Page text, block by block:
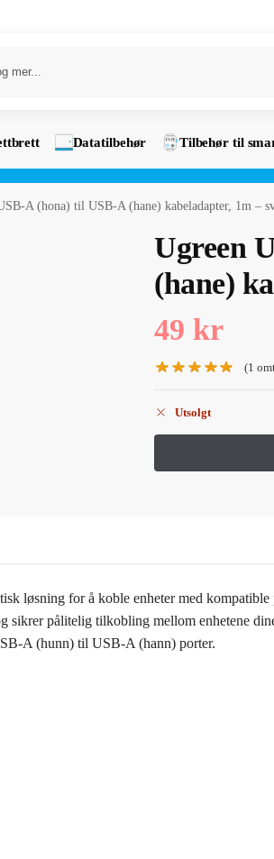
Datatilbehør Tilbehør til
A (hona) til USB-A (hane) kabeladapter, 1m –
Ugreen
(hane)
49 kr
(1
Utsolgt
løsning for å koble enheter med
sikrer pålitelig tilkobling mellom enhetene
A (hunn) til USB-A (hann) porter.